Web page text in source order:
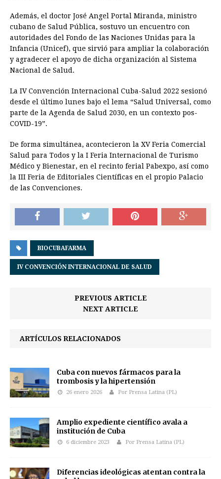
Además, el doctor José Angel Portal Miranda, ministro
cubano de Salud Pública, sostuvo un encuentro con
autoridades del Fondo de las Naciones Unidas para la
Infancia (Unicef), que sirvió para ampliar la colaboración
y agradecer el apoyo de dicha organización al Sistema
Nacional de Salud.
La IV Convención Internacional Cuba-Salud 2022 sesionó
desde el último lunes bajo el lema “Salud Universal, como
parte de la Agenda de Salud 2030, en un contexto pos-
COVID-19”.
De forma simultánea, acontecieron la XV Feria Comercial
Salud para Todos y la I Feria Internacional de Turismo
Médico y Bienestar, en el recinto ferial Pabexpo, así como
la III Feria de Editoriales Científicas en el propio Palacio
de las Convenciones.
BIOCUBAFARMA
IV CONVENCIÓN INTERNACIONAL DE SALUD
PREVIOUS ARTICLE
NEXT ARTICLE
ARTÍCULOS RELACIONADOS
Cuba con nuevos fármacos para la
trombosis y la hipertensión
26 enero 2026 Por Prensa Latina (PL)
Amplio expediente científico avala a
institución de Cuba
6 diciembre 2023 Por Prensa Latina (PL)
Diferencias ideológicas atentan contra la